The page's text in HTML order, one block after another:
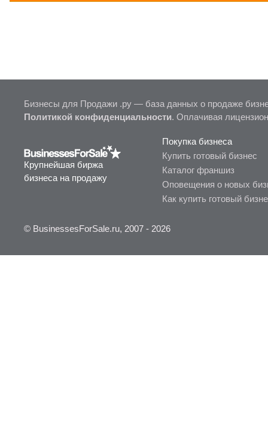
Бизнесы для Продажи .ру — база данных о продаже
Политикой конфиденциальности. Оплачивая
Крупнейшая биржа
бизнеса на продажу
Покупка бизнеса
Купить готовый бизнес
Каталог франшиз
Оповещения о новых
Как купить готовый
© BusinessesForSale.ru, 2007 - 2026